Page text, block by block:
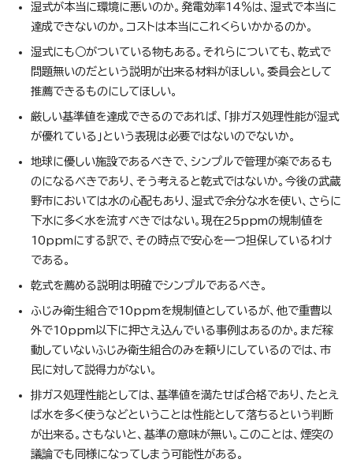
湿式が本当に環境に悪いのか。発電効率14％は、湿式で本当に
達成できないのか。コストは本当にこれくらいかかるのか。
湿式にも○がついている物もある。それらについても、乾式で
問題無いのだという説明が出来る材料がほしい。委員会として
推薦できるものにしてほしい。
厳しい基準値を達成できるのであれば、「排ガス処理性能が湿式
が優れている」という表現は必要ではないのでないか。
地球に優しい施設であるべきで、シンプルで管理が楽であるも
のになるべきであり、そう考えると乾式ではないか。今後の武蔵
野市においては水の心配もあり、湿式で余分な水を使い、さらに
下水に多く水を流すべきではない。現在25ppmの規制値を
10ppmにする訳で、その時点で安心を一つ担保しているわけ
である。
乾式を薦める説明は明確でシンプルであるべき。
ふじみ衛生組合で10ppmを規制値としているが、他で重曹以
外で10ppm以下に押さえ込んでいる事例はあるのか。まだ稼
動していないふじみ衛生組合のみを頼りにしているのでは、市
民に対して説得力がない。
排ガス処理性能としては、基準値を満たせば合格であり、たとえ
ば水を多く使うなどということは性能として落ちるという判断
が出来る。さもないと、基準の意味が無い。このことは、煙突の
議論でも同様になってしまう可能性がある。